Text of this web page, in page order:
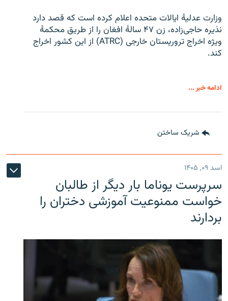
وزارت عدلیۀ ایالات متحده اعلام کرده است که قصد دارد
نذیره حاجی‌زاده، زن ۴۷ سالۀ افغان را از طریق محکمۀ
ویژه اخراج تروریستان خارجی (ATRC) از این کشور اخراج
کند.
ادامه خبر ...
شریک ساختن
اسد ۰۹, ۱۴۰۵
سرپرست یوناما بار دیگر از طالبان
خواست ممنوعیت آموزشی دختران را
بردارند